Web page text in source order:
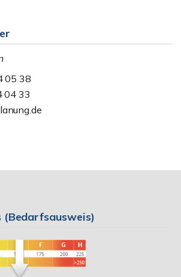
05 38
04 33
(Bedarfsausweis)